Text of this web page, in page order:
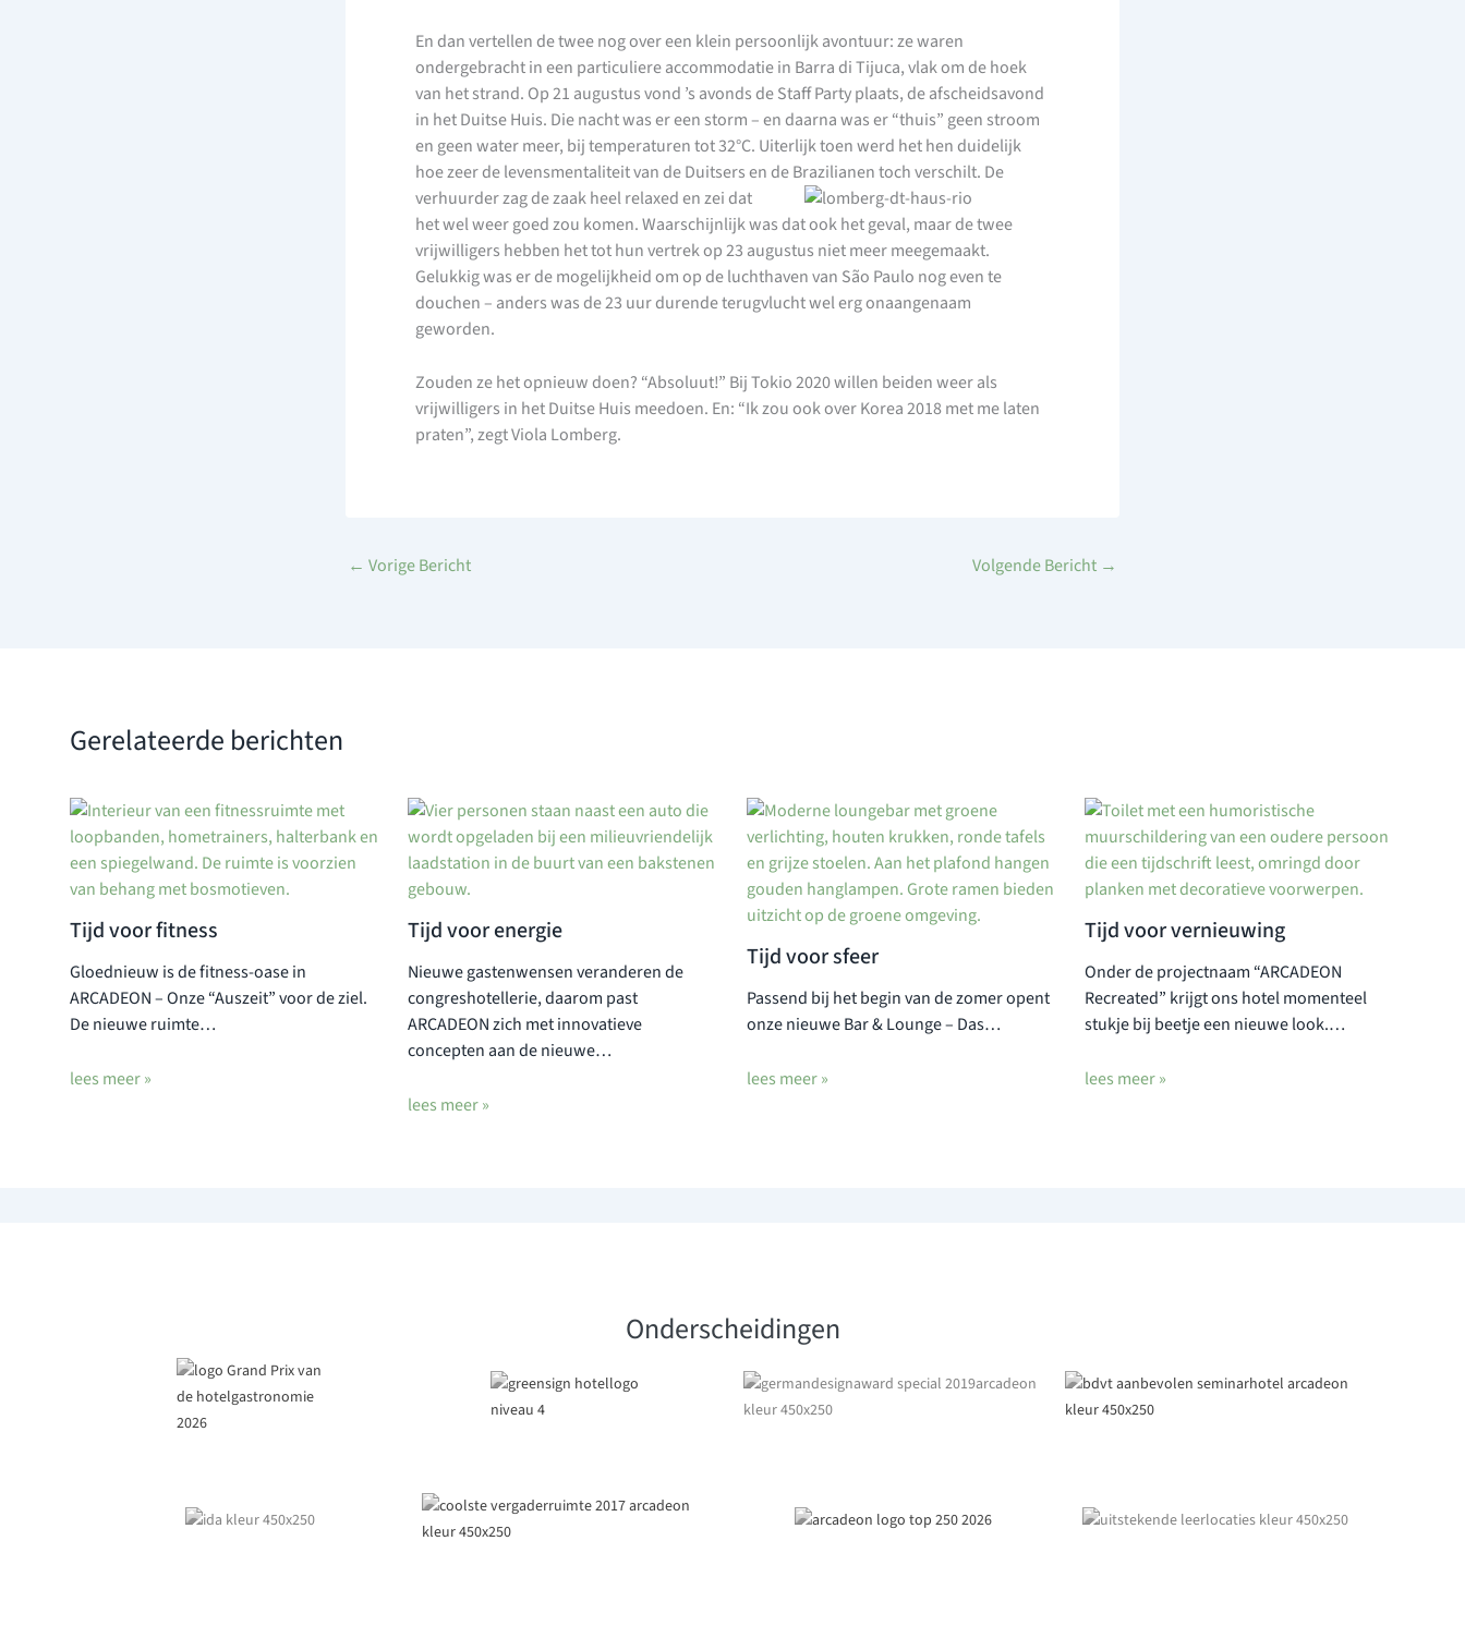
En dan vertellen de twee nog over een klein persoonlijk avontuur: ze waren
ondergebracht in een particuliere accommodatie in Barra di Tijuca, vlak om de hoek
van het strand. Op 21 augustus vond ’s avonds de Staff Party plaats, de afscheidsavond
in het Duitse Huis. Die nacht was er een storm – en daarna was er “thuis” geen stroom
en geen water meer, bij temperaturen tot 32°C. Uiterlijk toen werd het hen duidelijk
hoe zeer de levensmentaliteit van de Duitsers en de Brazilianen toch verschilt. De
verhuurder zag de zaak heel relaxed en zeidat
het wel weer goed zou komen. Waarschijnlijk was dat ook het geval, maar de twee
vrijwilligers hebben het tot hun vertrek op 23 augustus niet meer meegemaakt.
Gelukkig was er de mogelijkheid om op de luchthaven van São Paulo nog even te
douchen – anders was de 23 uur durende terugvlucht wel erg onaangenaam
geworden.
Zouden ze het opnieuw doen? “Absoluut!” Bij Tokio 2020 willen beiden weer als
vrijwilligers in het Duitse Huis meedoen. En: “Ik zou ook over Korea 2018 met me laten
praten”, zegt Viola Lomberg.
← Vorige Bericht Volgende Bericht →
Gerelateerde berichten
Tijd voor fitness
Gloednieuw is de fitness-oase in
ARCADEON – Onze “Auszeit” voor de ziel.
De nieuwe ruimte…
lees meer »
Tijd voor energie
Nieuwe gastenwensen veranderen de
congreshotellerie, daarom past
ARCADEON zich met innovatieve
concepten aan de nieuwe…
lees meer »
Tijd voor sfeer
Passend bij het begin van de zomer opent
onze nieuwe Bar & Lounge – Das…
lees meer »
Tijd voor vernieuwing
Onder de projectnaam “ARCADEON
Recreated” krijgt ons hotel momenteel
stukje bij beetje een nieuwe look.…
lees meer »
Onderscheidingen